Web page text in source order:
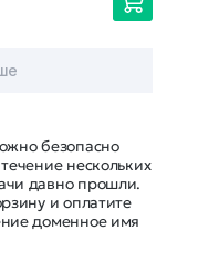
безопасно
нескольких
давно прошли.
и оплатите
доменное имя